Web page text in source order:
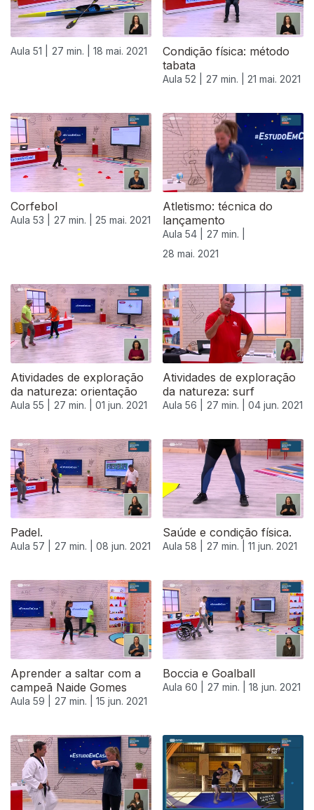
Aula 51 | 27 min. | 18 mai. 2021
Condição física: método
tabata
Aula 52 | 27 min. | 21 mai. 2021
Corfebol
Aula 53 | 27 min. | 25 mai. 2021
Atletismo: técnica do
lançamento
Aula 54 |
27 min. |
28 mai. 2021
Atividades de exploração
da natureza: orientação
Aula 55 | 27 min. | 01 jun. 2021
Atividades de exploração
da natureza: surf
Aula 56 | 27 min. | 04 jun. 2021
Padel.
Aula 57 | 27 min. | 08 jun. 2021
Saúde e condição física.
Aula 58 | 27 min. | 11 jun. 2021
Aprender a saltar com a
campeã Naide Gomes
Aula 59 | 27 min. | 15 jun. 2021
Boccia e Goalball
Aula 60 | 27 min. | 18 jun. 2021
551937